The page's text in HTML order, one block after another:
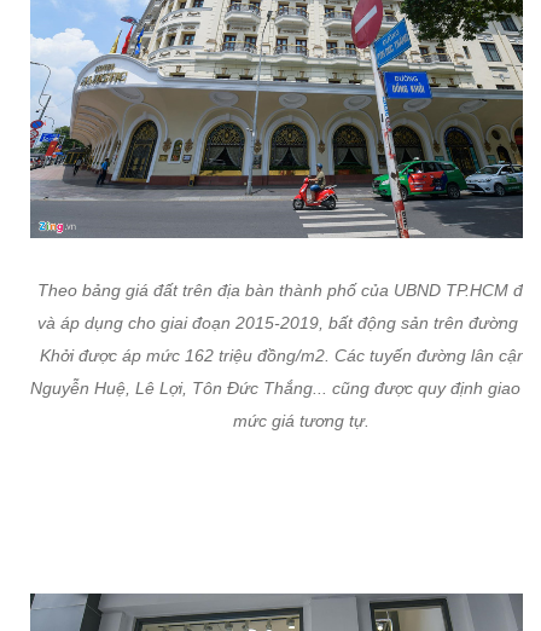
Theo bảng giá đất trên địa bàn thành phố của UBND TP.HCM
và áp dụng cho giai đoạn 2015-2019, bất động sản trên đường
Khởi được áp mức 162 triệu đồng/m2. Các tuyến đường lân cận
Nguyễn Huệ, Lê Lợi, Tôn Đức Thắng... cũng được quy định giao
mức giá tương tự.